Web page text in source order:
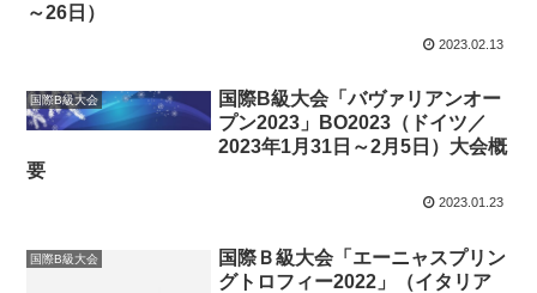
～26日）
2023.02.13
国際B級大会
国際B級大会「バヴァリアンオー
プン2023」BO2023（ドイツ／
2023年1月31日～2月5日）大会概
要
2023.01.23
国際B級大会
国際Ｂ級大会「エーニャスプリン
グトロフィー2022」（イタリア